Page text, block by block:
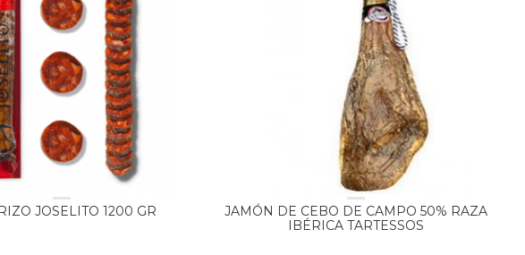
JOSELITO 1200 GR
JAMÓN DE CEBO DE CAMPO 50% RAZA
IBÉRICA TARTESSOS